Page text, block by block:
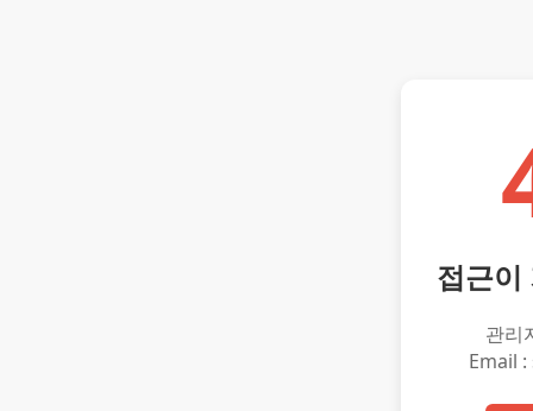
접근이
관리
Email